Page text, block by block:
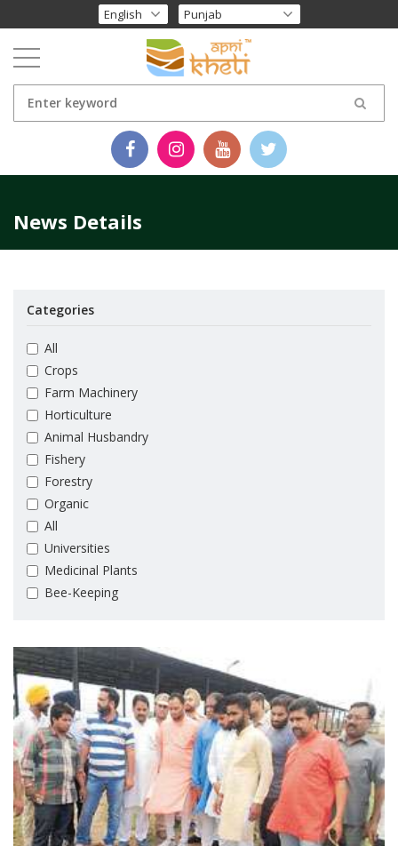
News Details
Categories
All
Crops
Farm Machinery
Horticulture
Animal Husbandry
Fishery
Forestry
Organic
All
Universities
Medicinal Plants
Bee-Keeping